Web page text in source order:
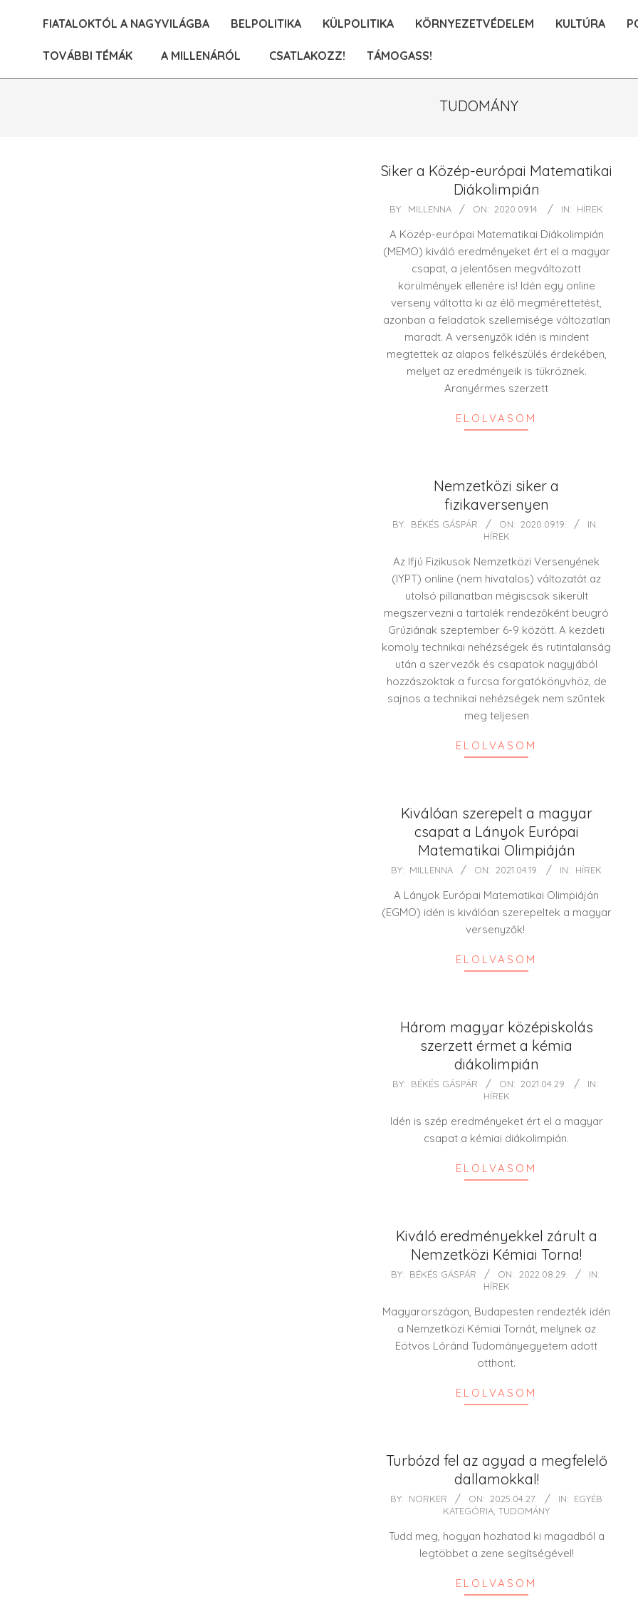
FIATALOKTÓL A NAGYVILÁGBA BELPOLITIKA KÜLPOLITIKA KÖRNYEZETVÉDELEM KULTÚRA
TOVÁBBI TÉMÁK A MILLENÁRÓL CSATLAKOZZ! TÁMOGASS!
TUDOMÁNY
Siker a Közép-európai Matematikai
Diákolimpián
2020-
BY: MILLENNA ON: 2020.09.14. IN: HÍREK
A Közép-európai Matematikai Diákolimpián
(MEMO) kiváló eredményeket ért el a magyar
csapat, a jelentősen megváltozott
körülmények ellenére is! Idén egy online
verseny váltotta ki az élő megmérettetést,
azonban a feladatok szellemisége változatlan
maradt. A versenyzők idén is mindent
megtettek az alapos felkészülés érdekében,
melyet az eredményeik is tükröznek.
Aranyérmes szerzett
ELOLVASOM
Nemzetközi siker a
fizikaversenyen
2020-
BY: BÉKÉS GÁSPÁR ON: 2020.09.19.
IN:
HÍREK
Az Ifjú Fizikusok Nemzetközi Versenyének
(IYPT) online (nem hivatalos) változatát az
utolsó pillanatban mégiscsak sikerült
megszervezni a tartalék rendezőként beugró
Grúziának szeptember 6-9 között. A kezdeti
komoly technikai nehézségek és rutintalanság
után a szervezők és csapatok nagyjából
hozzászoktak a furcsa forgatókönyvhöz, de
sajnos a technikai nehézségek nem szűntek
meg teljesen
ELOLVASOM
Kiválóan szerepelt a magyar
csapat a Lányok Európai
Matematikai Olimpiáján
2021-
BY: MILLENNA ON: 2021.04.19. IN: HÍREK
A Lányok Európai Matematikai Olimpiáján
(EGMO) idén is kiválóan szerepeltek a magyar
versenyzők!
ELOLVASOM
Három magyar középiskolás
szerzett érmet a kémia
diákolimpián
2021-
29
BY: BÉKÉS GÁSPÁR ON: 2021.04.29.
IN:
HÍREK
Idén is szép eredményeket ért el a magyar
csapat a kémiai diákolimpián.
ELOLVASOM
Kiváló eredményekkel zárult a
Nemzetközi Kémiai Torna!
2022-
29
BY: BÉKÉS GÁSPÁR ON: 2022.08.29.
IN:
HÍREK
Magyarországon, Budapesten rendezték idén
a Nemzetközi Kémiai Tornát, melynek az
Eötvös Lóránd Tudományegyetem adott
otthont.
ELOLVASOM
Turbózd fel az agyad a megfelelő
dallamokkal!
2025-
27
BY: NORKER ON: 2025.04.27. IN: EGYÉB
KATEGÓRIA TUDOMÁNY
Tudd meg, hogyan hozhatod ki magadból a
legtöbbet a zene segítségével!
ELOLVASOM